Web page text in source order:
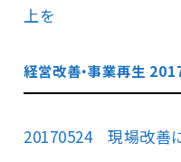
上を
経営改善・事業再生 2017
20170524 現場改善に